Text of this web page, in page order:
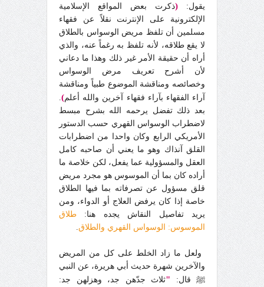
يقول: (ذكرت بعض المواقع الإسلامية
الإلكترونية على الإنترنت نقلاً عن فقهاء
مسلمين أن تلفظ مريض الوسواس بالطلاق
لا يقع طلاقه، لأنه تلفظ به رغماً عنه، والذي
أراه أن حقيقة الأمر غير ذلك وهذا ما دعاني
لأن أشرح تعريف مرض الوسواس
وخصائصه ومناقشة الموضوع طبياً ومناقشة
آراء الفقهاء بآراء فقهاء آخرين والله أعلم)
بعد ذلك تفضل يرحمه الله بشرح مبسط
لاضطراب الوسواس القهري حسب الدستور
الأمريكي الرابع وكان واحدا من اضطرابات
القلق آنذاك وهو ما يعني أن صاحبه كامل
العقل والمسؤولية عما يفعل، لكن خلاصة ما
أراده كان بما أن الموسوس هو مجرد مريض
قلق مسؤول عن تصرفاته بما فيها الطلاق
خاصة إذا كان يرفض العلاج أو الدواء، ومن
يريد تفاصيل النقاش يجده هنا: طلاق
الموسوس: الوسواس القهري والطلاق
ولعل ما زاد الخلط على كل من المريض
والآخرين شهرة حديث أبي هريرة، عن النبي
ﷺ قال: "ثلاث جدّهن جد، وهزلهن جد: